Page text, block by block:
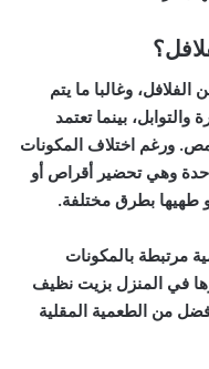
وغالبا ما يتم
بينما تعتمد
ورغم اختلاف المكونات
وهي تحضير أقراص أو
طهيها بطرق مختلفة.
مرتبطة بالمكونات
في المنزل بزيت نظيف
من الطعمية المقلية